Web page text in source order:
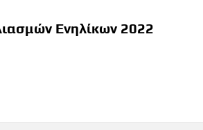
Ενηλίκων 2022